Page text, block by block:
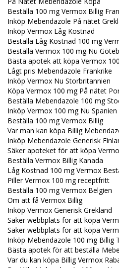
Beställa 100 mg Vermox Billig
Inköp Mebendazole På nätet
Inköp Vermox Låg Kostnad
Beställa Låg Kostnad 100 mg
Beställa Vermox 100 mg Nu
Bästa apotek att köpa Vermox
Lågt pris Mebendazole Frankrike
Inköp Vermox Nu Storbritannien
Köpa Vermox 100 mg På nätet
Beställa Mebendazole 100 mg
Inköp Vermox 100 mg Nu Spanien
Beställa 100 mg Vermox Billig
Var man kan köpa Billig
Inköp Mebendazole Generisk
Säker apoteket för att köpa
Beställa Vermox Billig Kanada
Låg Kostnad 100 mg Vermox
Piller Vermox 100 mg receptfritt
Beställa 100 mg Vermox Belgien
Om att få Vermox Billig
Inköp Vermox Generisk Grekland
Säker webbplats för att köpa
Säker webbplats för att köpa
Inköp Mebendazole 100 mg Billig
Bästa apotek för att beställa
Var du kan köpa Billig Vermox